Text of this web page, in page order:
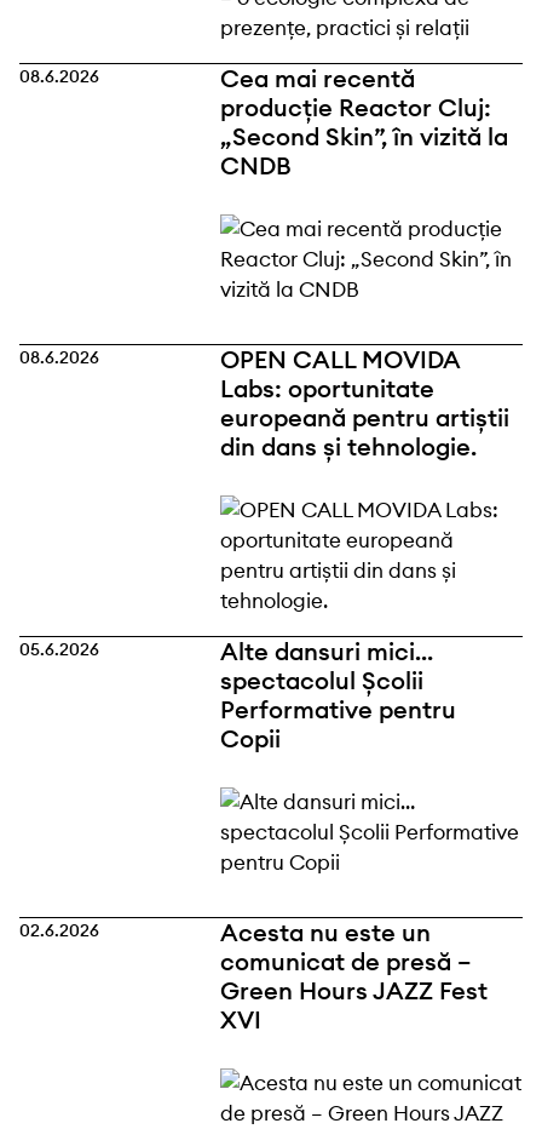
08.6.2026
Cea mai recentă
producție Reactor Cluj:
„Second Skin”, în vizită la
CNDB
08.6.2026
OPEN CALL MOVIDA
Labs: oportunitate
europeană pentru artiștii
din dans și tehnologie.
05.6.2026
Alte dansuri mici…
spectacolul Școlii
Performative pentru
Copii
02.6.2026
Acesta nu este un
comunicat de presă –
Green Hours JAZZ Fest
XVI